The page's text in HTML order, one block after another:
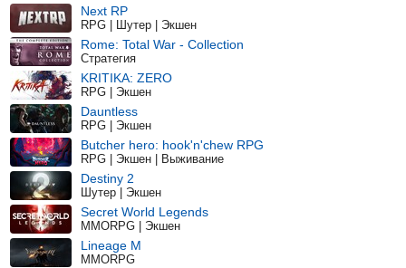
Next RP
RPG | Шутер | Экшен
Rome: Total War - Collection
Стратегия
KRITIKA: ZERO
RPG | Экшен
Dauntless
RPG | Экшен
Butcher hero: hook'n'chew RPG
RPG | Экшен | Выживание
Destiny 2
Шутер | Экшен
Secret World Legends
MMORPG | Экшен
Lineage M
MMORPG